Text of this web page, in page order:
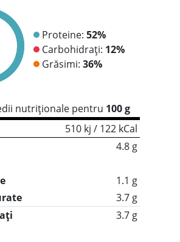
Proteine: 52%
Carbohidrați: 12%
Grăsimi: 36%
nutriționale pentru 100 g
510 kj / 122 kCal
4.8 g
1.1 g
3.7 g
3.7 g